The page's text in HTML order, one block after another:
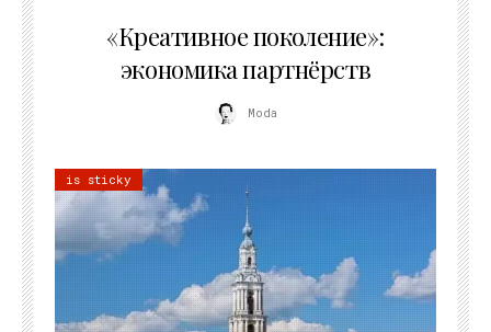
«Креативное поколение»:
экономика партнёрств
Moda
is sticky